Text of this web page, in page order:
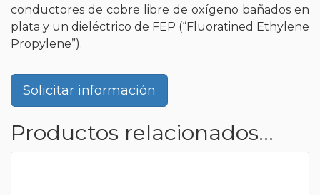
conductores de cobre libre de oxígeno bañados en
plata y un dieléctrico de FEP (“Fluoratined Ethylene
Propylene”).
Solicitar información
Productos relacionados...